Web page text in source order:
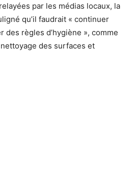
par les médias locaux, la
qu’il faudrait « continuer
des règles d’hygiène », comme
des surfaces et